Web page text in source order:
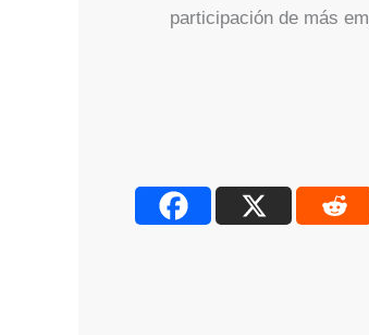
participación de más